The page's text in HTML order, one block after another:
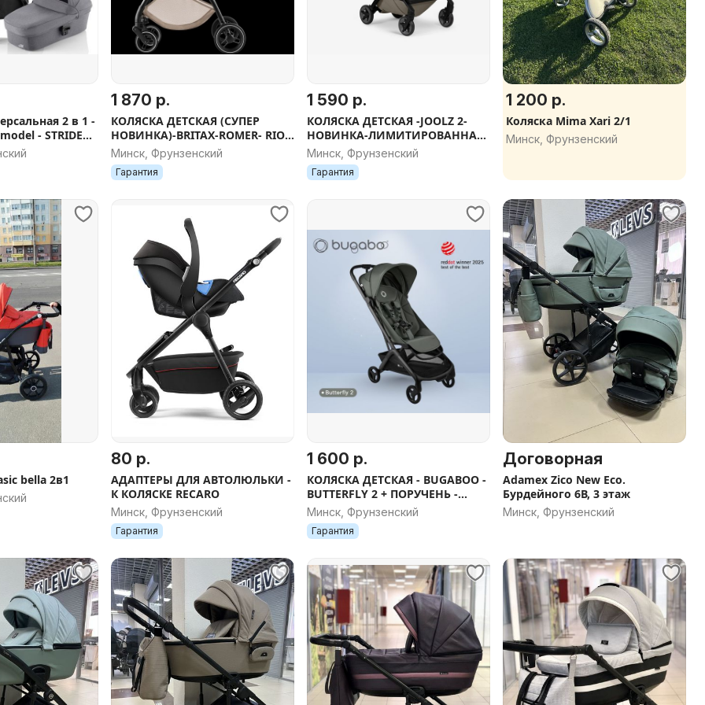
)
1 870 р.
КОЛЯСКА ДЕТСКАЯ (СУПЕР
НОВИНКА)-BRITAX-ROMER- RIO -
2 В 1 - ЛИНИЯ STYLE - ЦВЕТ
TEAK- 2026 NEW
Минск, Фрунзенский
Гарантия
1 590 р.
КОЛЯСКА ДЕТСКАЯ -JOOLZ 2-
НОВИНКА-ЛИМИТИРОВАННАЯ
ЛИНИЯ( ПОРУЧЕНЬ
+ПОДСТАКАННИК + СУМКА)
Минск, Фрунзенский
Гарантия
1 200 р.
Коляска Mima Xari 2/1
Минск, Фрунзенский
bella 2в1
80 р.
АДАПТЕРЫ ДЛЯ АВТОЛЮЛЬКИ -
К КОЛЯСКЕ RECARO
Минск, Фрунзенский
Гарантия
1 600 р.
КОЛЯСКА ДЕТСКАЯ - BUGABOO -
BUTTERFLY 2 + ПОРУЧЕНЬ -
СЛОЖЕНИЕ ЗА 2 СЕКУНДЫ
Минск, Фрунзенский
Гарантия
Договорная
Adamex Zico New Eco.
Бурдейного 6В, 3 этаж
Минск, Фрунзенский